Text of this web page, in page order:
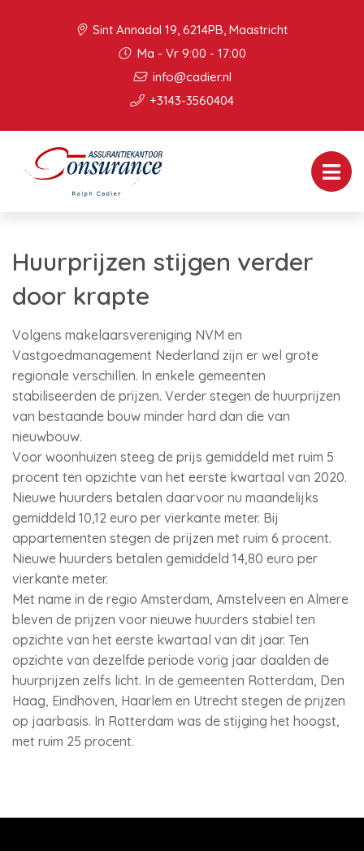
Sint Annadal 19, 6214PB, Maastricht
Ma - Vr 9:00 - 17:00
info@cadier.nl
+3143-3560404
Huurprijzen stijgen verder
door krapte
Volgens makelaarsvereniging NVM en
Vastgoedmanagement Nederland zijn er wel grote
regionale verschillen. In enkele gemeenten
stabiliseerden de prijzen. Verder stegen de huurprijzen
van bestaande bouw minder hard dan die van
nieuwbouw.
Voor woonhuizen steeg de prijs gemiddeld met ruim 5
procent ten opzichte van het eerste kwartaal van 2020.
Nieuwe huurders betalen daarvoor nu maandelijks
gemiddeld 10,12 euro per vierkante meter. Bij
appartementen stegen de prijzen met ruim 6 procent.
Nieuwe huurders betalen gemiddeld 14,80 euro per
vierkante meter.
Met name in de regio Amsterdam, Amstelveen en Almere
bleven de prijzen voor nieuwe huurders stabiel ten
opzichte van het eerste kwartaal van dit jaar. Ten
opzichte van dezelfde periode vorig jaar daalden de
huurprijzen zelfs licht. In de gemeenten Rotterdam, Den
Haag, Eindhoven, Haarlem en Utrecht stegen de prijzen
op jaarbasis. In Rotterdam was de stijging het hoogst,
met ruim 25 procent.